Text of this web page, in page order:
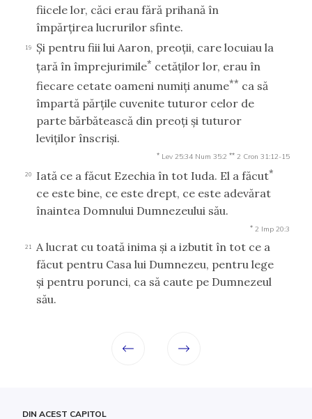
fiicele lor, căci erau fără prihană în
împărţirea lucrurilor sfinte.
19
Şi pentru fiii lui Aaron, preoţii, care locuiau la
ţară în împrejurimile* cetăţilor lor, erau în
fiecare cetate oameni numiţi anume** ca să
împartă părţile cuvenite tuturor celor de
parte bărbătească din preoţi şi tuturor
leviţilor înscrişi.
* Lev 25:34 Num 35:2 ** 2 Cron 31:12-15
20 Iată ce a făcut Ezechia în tot Iuda. El a făcut*
ce este bine, ce este drept, ce este adevărat
înaintea Domnului Dumnezeului său.
* 2 Imp 20:3
21
A lucrat cu toată inima şi a izbutit în tot ce a
făcut pentru Casa lui Dumnezeu, pentru lege
şi pentru porunci, ca să caute pe Dumnezeul
său.
DIN ACEST CAPITOL